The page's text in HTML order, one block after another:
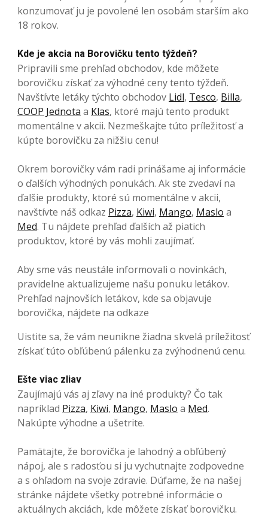
konzumovať ju je povolené len osobám starším ako
18 rokov.
Kde je akcia na Borovičku tento týždeň?
Pripravili sme prehľad obchodov, kde môžete
borovičku získať za výhodné ceny tento týždeň.
Navštívte letáky týchto obchodov Lidl, Tesco, Billa,
COOP Jednota a Klas, ktoré majú tento produkt
momentálne v akcii. Nezmeškajte túto príležitosť a
kúpte borovičku za nižšiu cenu!
Okrem borovičky vám radi prinášame aj informácie
o ďalších výhodných ponukách. Ak ste zvedaví na
ďalšie produkty, ktoré sú momentálne v akcii,
navštívte náš odkaz Pizza, Kiwi, Mango, Maslo a
Med. Tu nájdete prehľad ďalších až piatich
produktov, ktoré by vás mohli zaujímať.
Aby sme vás neustále informovali o novinkách,
pravidelne aktualizujeme našu ponuku letákov.
Prehľad najnovších letákov, kde sa objavuje
borovička, nájdete na odkaze
Uistite sa, že vám neunikne žiadna skvelá príležitosť
získať túto obľúbenú pálenku za zvýhodnenú cenu.
Ešte viac zliav
Zaujímajú vás aj zľavy na iné produkty? Čo tak
napríklad Pizza, Kiwi, Mango, Maslo a Med.
Nakúpte výhodne a ušetrite.
Pamätajte, že borovička je lahodný a obľúbený
nápoj, ale s radosťou si ju vychutnajte zodpovedne
a s ohľadom na svoje zdravie. Dúfame, že na našej
stránke nájdete všetky potrebné informácie o
aktuálnych akciách, kde môžete získať borovičku.